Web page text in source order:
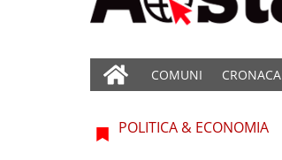
COMUNI CRONACA
POLITICA & ECONOMIA